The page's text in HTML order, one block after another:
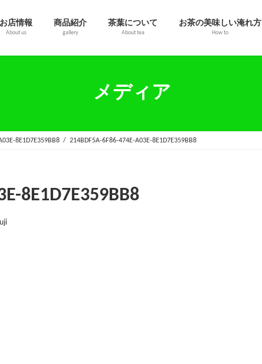
お店情報
About us
商品紹介
gallery
茶葉について
About tea
お茶の美味しい淹れ方
How to
メディア
8E1D7E359BB8 214BDF5A-6F86-474E-A03E-8E1D7E359BB8
8E1D7E359BB8